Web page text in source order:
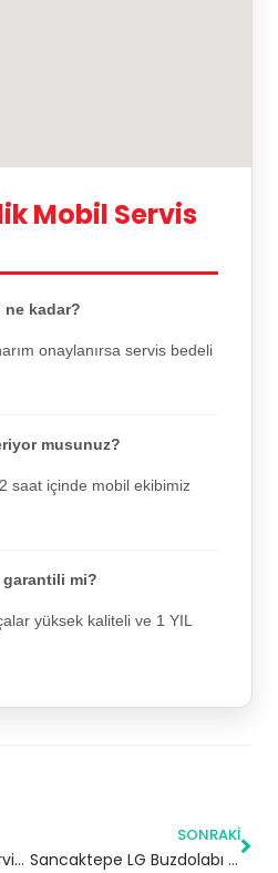
Mobil Servis
ne kadar?
onaylanırsa servis bedeli
musunuz?
saat içinde mobil ekibimiz
garantili mi?
yüksek kaliteli ve 1 YIL
Topkapı E.C.A Kombi Servisi – Fatih Yetkili Servis
SONRAKI
Sancaktepe LG Buzdolabı Servisi